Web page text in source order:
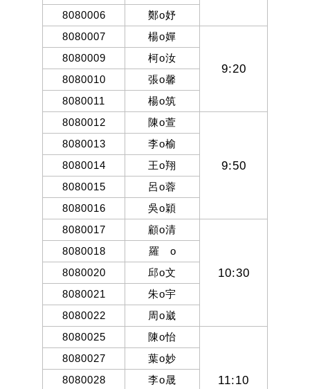
8080006
鄭o妤
8080007
楊o嬋
9:20
8080009 柯o汝
8080010
張o馨
8080011
楊o筑
8080012
陳o萱
9:50
8080013 李o榆
8080014
王o翔
8080015
呂o蓉
8080016
吳o穎
8080017
顧o清
10:30
8080018 羅
o
8080020
邱o文
8080021
朱o宇
8080022
周o崴
8080025
陳o怡
11:10
8080027 葉o妙
8080028
李o晟